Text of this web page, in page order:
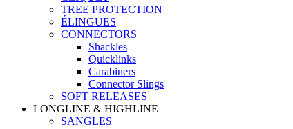
TREE PROTECTION
ÉLINGUES
CONNECTORS
Shackles
Quicklinks
Carabiners
Connector Slings
SOFT RELEASES
LONGLINE & HIGHLINE
SANGLES